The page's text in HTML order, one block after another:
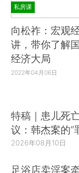
私房课
向松祚：宏观
讲，带你了解
经济大局
2022年04月06日
特稿｜患儿死
议：韩杰案的“
2026年08月10日
足浴店卖淫案